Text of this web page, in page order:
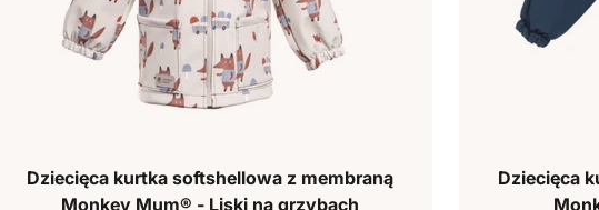
Dziecięca kurtka softshellowa z membraną
Monkey Mum® - Liski na grzybach
Dziecięca